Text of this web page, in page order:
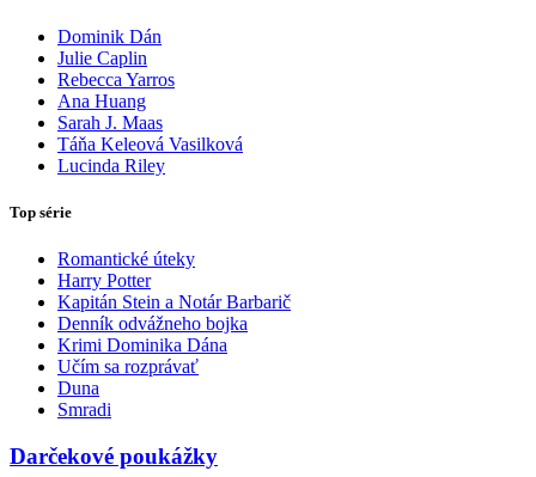
Dominik Dán
Julie Caplin
Rebecca Yarros
Ana Huang
Sarah J. Maas
Táňa Keleová Vasilková
Lucinda Riley
Top série
Romantické úteky
Harry Potter
Kapitán Stein a Notár Barbarič
Denník odvážneho bojka
Krimi Dominika Dána
Učím sa rozprávať
Duna
Smradi
Darčekové poukážky